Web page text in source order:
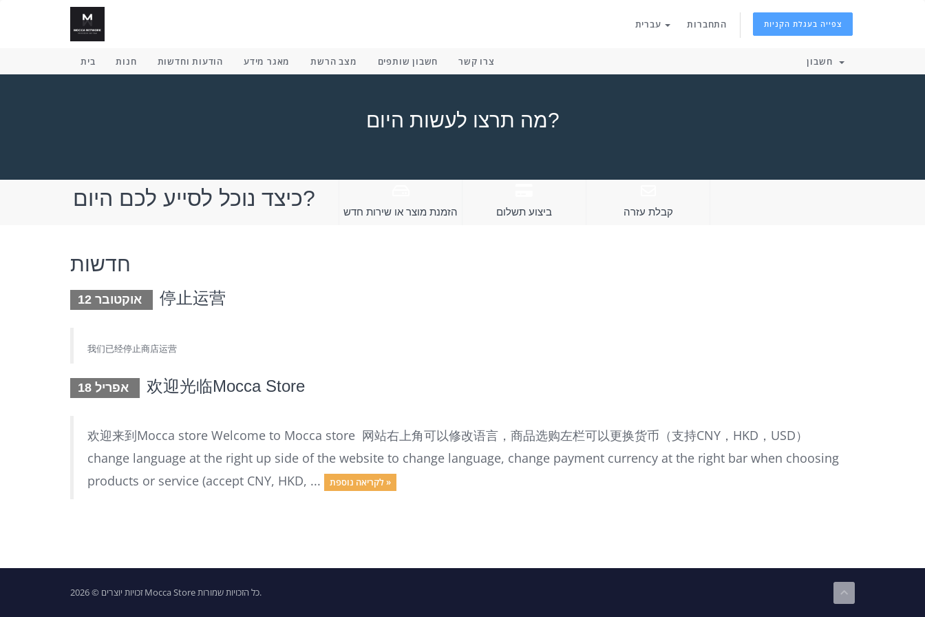
התחברות צפייה בעגלת הקניות
בית חנות הודעות וחדשות מאגר מידע מצב הרשת חשבון שותפים צרו קשר
מה תרצו לעשות היום?
כיצד נוכל לסייע לכם היום?
הזמנת מוצר או שירות חדש ביצוע תשלום קבלת עזרה
חדשות
אוקטובר 12 停止运营
我们已经停止商店运营
אפריל 18 欢迎光临Mocca Store
欢迎来到Mocca store Welcome to Mocca store 网站右上角可以修改语言，商品选购左栏可以更换货币（支持CNY，HKD，USD）
change language at the right up side of the website to change language, change payment currency at the right bar when choosing
products or service (accept CNY, HKD, ...
לקריאה נוספת »
זכויות יוצרים © 2026 Mocca Store כל הזכויות שמורות.